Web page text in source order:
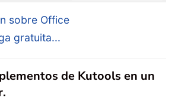
sobre Office
gratuita...
de Kutools en un